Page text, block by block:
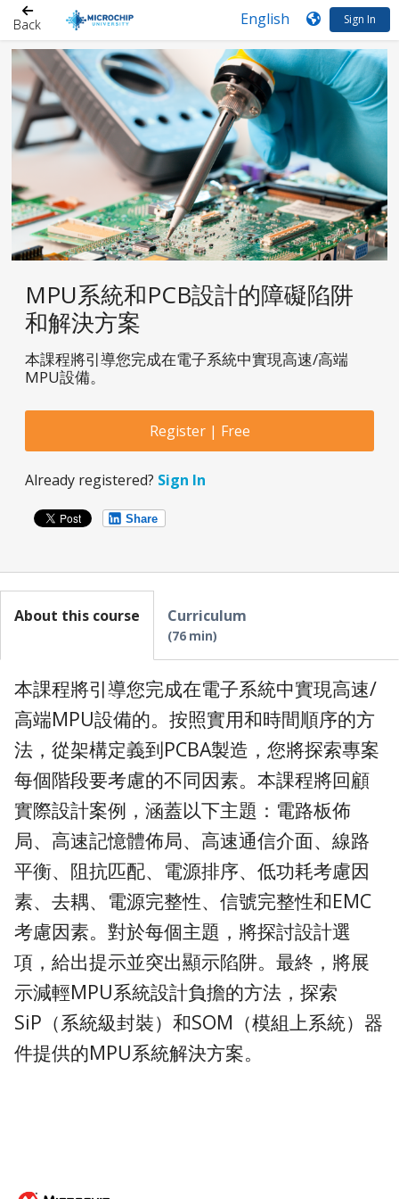
Back Sign In
MPU系統和PCB設計的障礙陷阱
和解決方案
本課程將引導您完成在電子系統中實現高速/高端
MPU設備。
Register | Free
Already registered? Sign In
Share
About this course
本課程將引導您完成在電子系統中實現高速/
高端MPU設備的。按照實用和時間順序的方
法，從架構定義到PCBA製造，您將探索專案
每個階段要考慮的不同因素。本課程將回顧
實際設計案例，涵蓋以下主題：電路板佈
局、高速記憶體佈局、高速通信介面、線路
平衡、阻抗匹配、電源排序、低功耗考慮因
素、去耦、電源完整性、信號完整性和EMC
考慮因素。對於每個主題，將探討設計選
項，給出提示並突出顯示陷阱。最終，將展
示減輕MPU系統設計負擔的方法，探索
SiP（系統級封裝）和SOM（模組上系統）器
件提供的MPU系統解決方案。
Curriculum
76 min